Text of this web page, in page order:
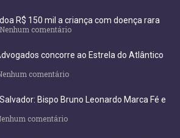
R$ 150 mil a criança com doença rara
Nenhum comentário
concorre ao Estrela do Atlântico
comentário
Bispo Bruno Leonardo Marca Fé e
comentário